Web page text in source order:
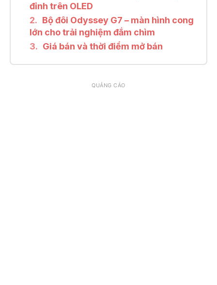
đỉnh trên OLED
Bộ đôi Odyssey G7 – màn hình cong
lớn cho trải nghiệm đắm chìm
Giá bán và thời điểm mở bán
QUẢNG CÁO